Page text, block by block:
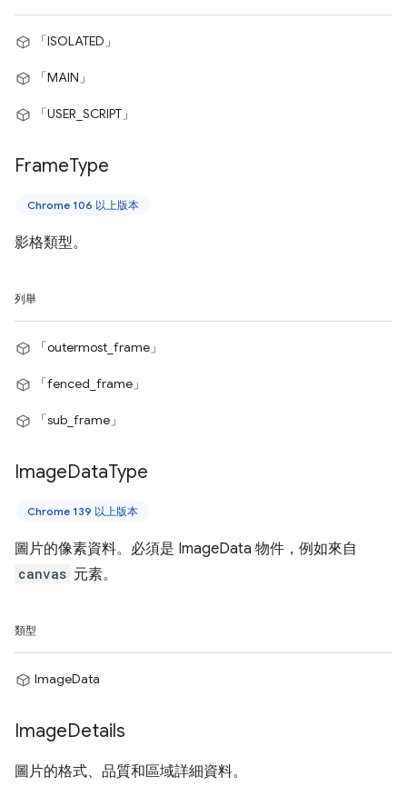
「ISOLATED」
「MAIN」
「USER_SCRIPT」
FrameType
Chrome 106 以上版本
影格類型。
列舉
「outermost_frame」
「fenced_frame」
「sub_frame」
ImageDataType
Chrome 139 以上版本
圖片的像素資料。必須是 ImageData 物件，例如來自
canvas 元素。
類型
ImageData
ImageDetails
圖片的格式、品質和區域詳細資料。